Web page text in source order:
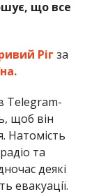
що все
Ріг за
Telegram-
щоб він
Натомість
та
деякі
евакуації.